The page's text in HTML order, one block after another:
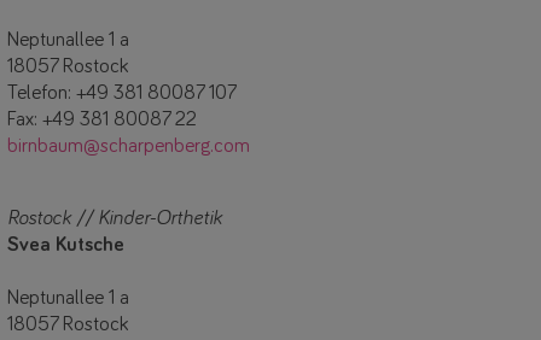
Neptunallee 1 a
18057 Rostock
Telefon: +49 381 80087 107
Fax: +49 381 80087 22
birnbaum@scharpenberg.com
Rostock // Kinder-Orthetik
Svea Kutsche
Neptunallee 1 a
18057 Rostock